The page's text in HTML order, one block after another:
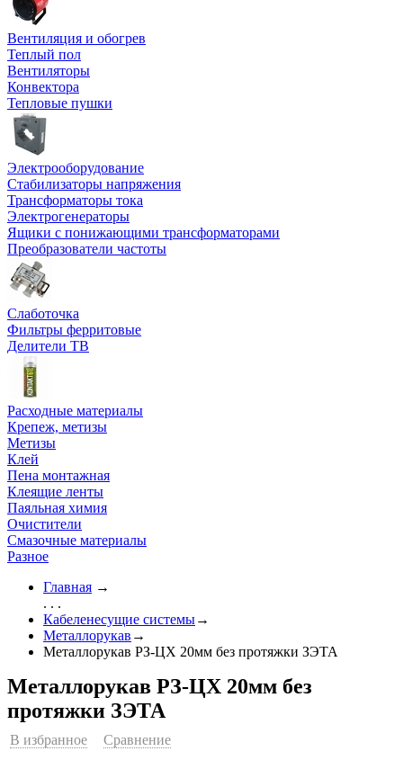
Вентиляция и обогрев
Теплый пол
Вентиляторы
Конвектора
Тепловые пушки
Электрооборудование
Стабилизаторы напряжения
Трансформаторы тока
Электрогенераторы
Ящики с понижающими трансформаторами
Преобразователи частоты
Слаботочка
Фильтры ферритовые
Делители ТВ
Расходные материалы
Крепеж, метизы
Метизы
Клей
Пена монтажная
Клеящие ленты
Паяльная химия
Очистители
Смазочные материалы
Разное
Главная →
. . .
Кабеленесущие системы→
Металлорукав →
Металлорукав РЗ-ЦХ 20мм без протяжки ЗЭТА
Металлорукав РЗ-ЦХ 20мм без
протяжки ЗЭТА
В избранное Сравнение